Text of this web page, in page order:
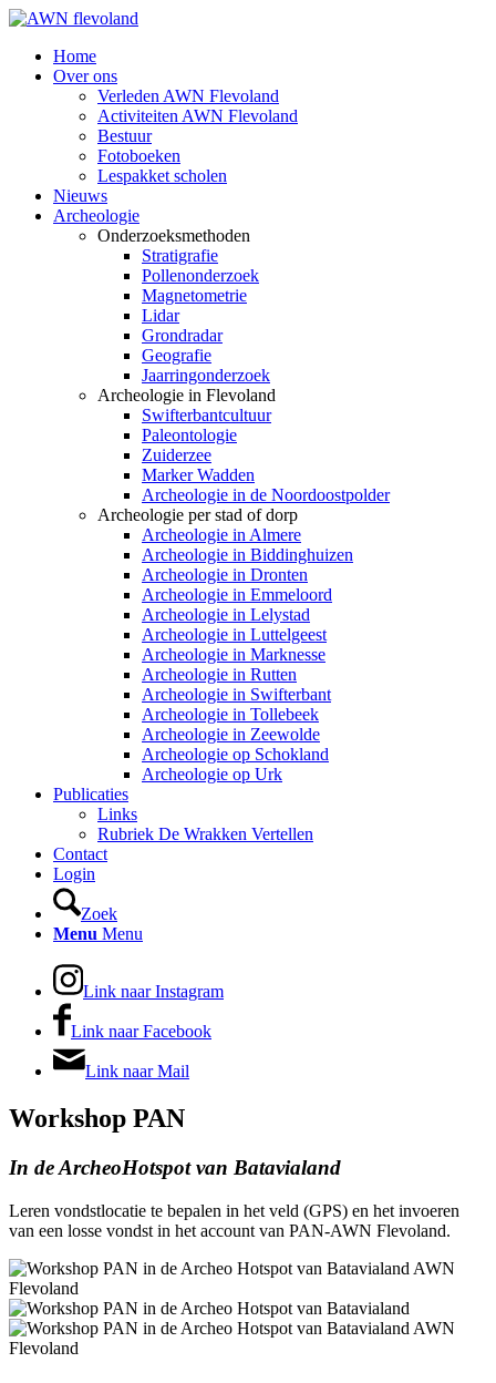
Home
Over ons
Verleden AWN Flevoland
Activiteiten AWN Flevoland
Bestuur
Fotoboeken
Lespakket scholen
Nieuws
Archeologie
Onderzoeksmethoden
Stratigrafie
Pollenonderzoek
Magnetometrie
Lidar
Grondradar
Geografie
Jaarringonderzoek
Archeologie in Flevoland
Swifterbantcultuur
Paleontologie
Zuiderzee
Marker Wadden
Archeologie in de Noordoostpolder
Archeologie per stad of dorp
Archeologie in Almere
Archeologie in Biddinghuizen
Archeologie in Dronten
Archeologie in Emmeloord
Archeologie in Lelystad
Archeologie in Luttelgeest
Archeologie in Marknesse
Archeologie in Rutten
Archeologie in Swifterbant
Archeologie in Tollebeek
Archeologie in Zeewolde
Archeologie op Schokland
Archeologie op Urk
Publicaties
Links
Rubriek De Wrakken Vertellen
Contact
Login
Zoek
Menu Menu
Link naar Instagram
Link naar Facebook
Link naar Mail
Workshop PAN
In de ArcheoHotspot van Batavialand
Leren vondstlocatie te bepalen in het veld (GPS) en het invoeren
van een losse vondst in het account van PAN-AWN Flevoland.